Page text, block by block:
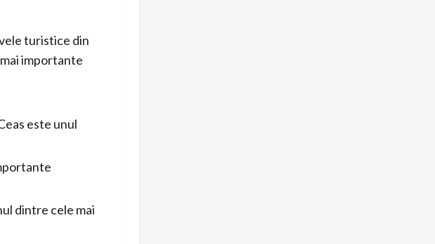
turistice din
importante
este unul
dintre cele mai